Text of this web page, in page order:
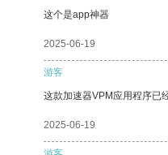
这个是app神器
2025-06-19
游客
这款加速器VPM应用程序已
2025-06-19